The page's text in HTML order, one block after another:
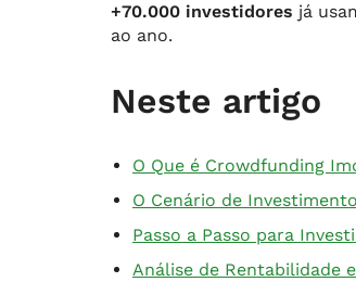
+70.000 investidores já
ao ano.
Neste artigo
O Que é Crowdfunding
O Cenário de
Passo a Passo para
Análise de Rentabilidade